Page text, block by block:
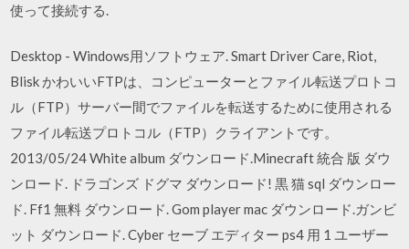
使って接続する.
Desktop - Windows用ソフトウェア. Smart Driver Care, Riot,
Blisk かわいいFTPは、コンピューターとファイル転送プロトコ
ル（FTP）サーバー間でファイルを転送するために使用される
ファイル転送プロトコル（FTP）クライアントです。
2013/05/24 White album ダウンロード.Minecraft 統合 版 ダウ
ンロード. ドラゴンズ ドグマ ダウンロード! 黒 猫 sql ダウンロー
ド. Ff1 無料 ダウンロード. Gom player mac ダウンロード.ガンビ
ット ダウンロード. Cyber セーブ エディター ps4 用 1 ユーザー